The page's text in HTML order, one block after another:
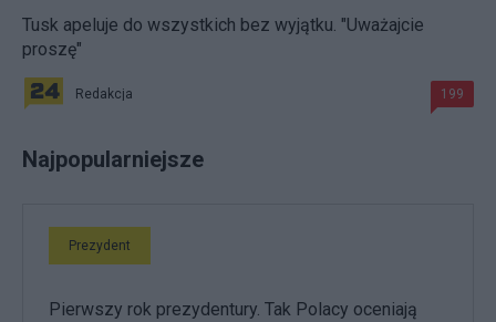
Tusk apeluje do wszystkich bez wyjątku. "Uważajcie
proszę"
Redakcja 199
Najpopularniejsze
Prezydent
Pierwszy rok prezydentury. Tak Polacy oceniają